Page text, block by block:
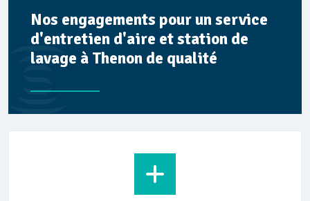
Nos engagements pour un service
d'entretien d'aire et station de
lavage à Thenon de qualité